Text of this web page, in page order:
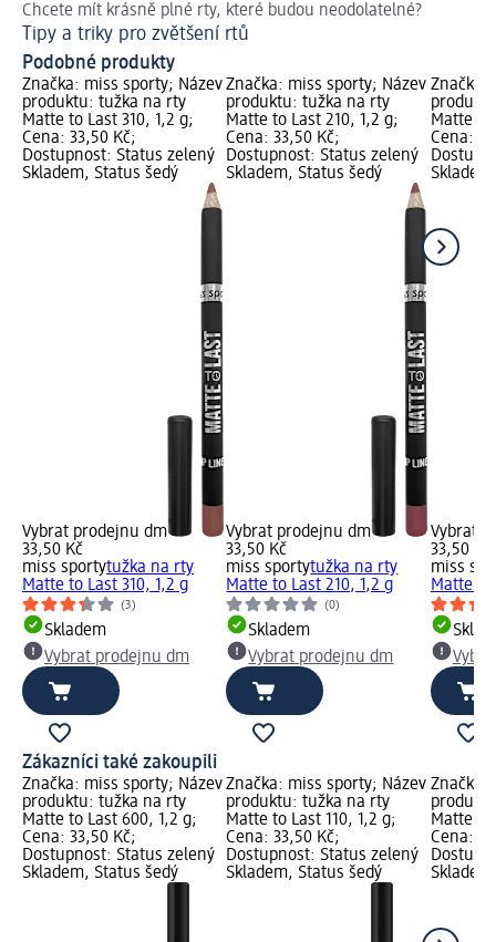
Chcete mít krásně plné rty, které budou neodolatelné?
Tipy a triky pro zvětšení rtů
Podobné produkty
Značka: miss sporty; Název
produktu: tužka na rty
Matte to Last 310, 1,2 g;
Cena: 33,50 Kč;
Dostupnost: Status zelený
Skladem, Status šedý
Vybrat prodejnu dm
33,50 Kč
miss sportytužka na rty
Matte to Last 310, 1,2 g
(3)
Skladem
Vybrat prodejnu dm
Značka: miss sporty; Název
produktu: tužka na rty
Matte to Last 210, 1,2 g;
Cena: 33,50 Kč;
Dostupnost: Status zelený
Skladem, Status šedý
Vybrat prodejnu dm
33,50 Kč
miss sportytužka na rty
Matte to Last 210, 1,2 g
(0)
Skladem
Vybrat prodejnu dm
Značka:
Matte to
Cena:
Vybrat
33,50 Kč
miss
Matte to
Zákazníci také zakoupili
Značka: miss sporty; Název
produktu: tužka na rty
Matte to Last 600, 1,2 g;
Cena: 33,50 Kč;
Dostupnost: Status zelený
Skladem, Status šedý
Značka: miss sporty; Název
produktu: tužka na rty
Matte to Last 110, 1,2 g;
Cena: 33,50 Kč;
Dostupnost: Status zelený
Skladem, Status šedý
Značka:
Matte to
Cena: